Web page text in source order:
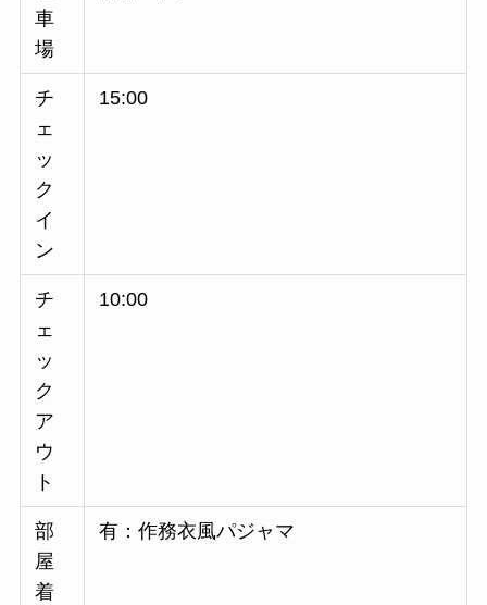
車
場
チ
ェ
ッ
ク
イ
ン
15:00
チ
ェ
ッ
ク
ア
ウ
ト
10:00
部
屋
着
有：作務衣風パジャマ